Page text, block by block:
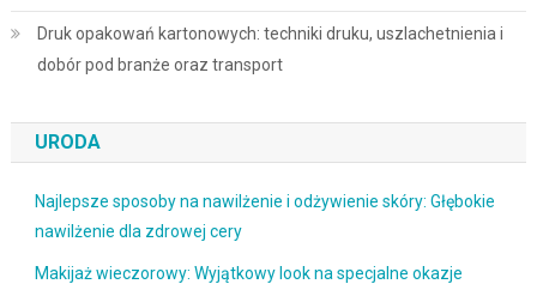
Druk opakowań kartonowych: techniki druku, uszlachetnienia i
dobór pod branże oraz transport
URODA
Najlepsze sposoby na nawilżenie i odżywienie skóry: Głębokie
nawilżenie dla zdrowej cery
Makijaż wieczorowy: Wyjątkowy look na specjalne okazje